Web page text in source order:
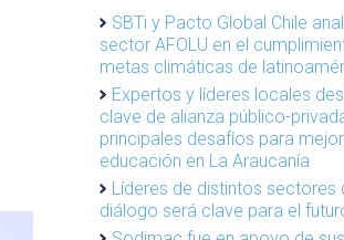
SBTi y Pacto Global Chile
sector AFOLU en el
metas climáticas de
Expertos y líderes locales
clave de alianza público-
principales desafíos para
educación en La Araucanía
Líderes de distintos sectores
diálogo será clave para el